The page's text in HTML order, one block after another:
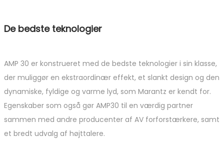
De bedste teknologier
AMP 30 er konstrueret med de bedste teknologier i sin klasse,
der muliggør en ekstraordinær effekt, et slankt design og den
dynamiske, fyldige og varme lyd, som Marantz er kendt for.
Egenskaber som også gør AMP30 til en værdig partner
sammen med andre producenter af AV forforstærkere, samt
et bredt udvalg af højttalere.